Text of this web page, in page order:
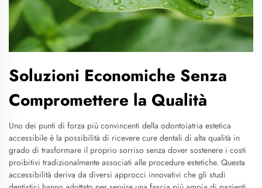
Soluzioni Economiche Senza
Compromettere la Qualità
Uno dei punti di forza più convincenti della odontoiatria estetica
accessibile è la possibilità di ricevere cure dentali di alta qualità in
grado di trasformare il proprio sorriso senza dover sostenere i costi
proibitivi tradizionalmente associati alle procedure estetiche. Questa
accessibilità deriva da diversi approcci innovativi che gli studi